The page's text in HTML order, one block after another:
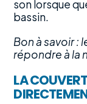
son lorsque
bassin.
Bon à savoir :
répondre à la
LA